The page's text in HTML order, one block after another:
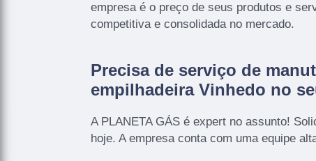
empresa é o preço de seus produtos e
competitiva e consolidada no mercado.
Precisa de serviço de
empilhadeira Vinhedo no
A PLANETA GÁS é expert no assunto!
hoje. A empresa conta com uma equipe